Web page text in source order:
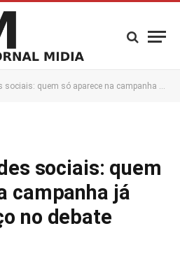
só aparece na campanha já perdeu espaço no debate público
sociais: quem
campanha já
no debate